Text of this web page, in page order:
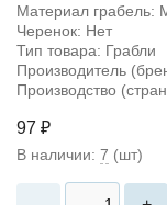
Материал грабель:
Черенок: Нет
Тип товара: Грабли
Производитель
Производство
97 ₽
В наличии: 7 (шт)